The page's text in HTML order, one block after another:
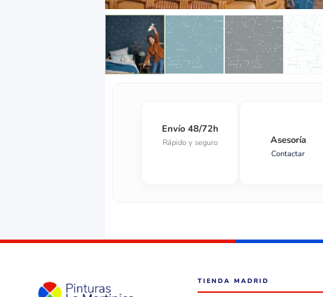
Envío 48/72h
Rápido y seguro Asesoría
Contactar
TIENDA MADRID